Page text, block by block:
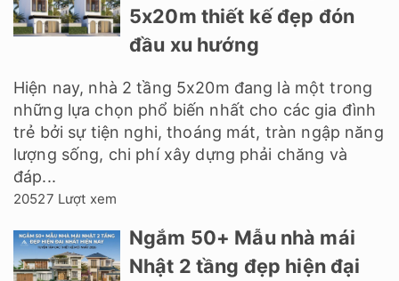
5x20m thiết kế đẹp đón
đầu xu hướng
Hiện nay, nhà 2 tầng 5x20m đang là một trong
những lựa chọn phổ biến nhất cho các gia đình
trẻ bởi sự tiện nghi, thoáng mát, tràn ngập năng
lượng sống, chi phí xây dựng phải chăng và
đáp...
20527 Lượt xem
Ngắm 50+ Mẫu nhà mái
Nhật 2 tầng đẹp hiện đại